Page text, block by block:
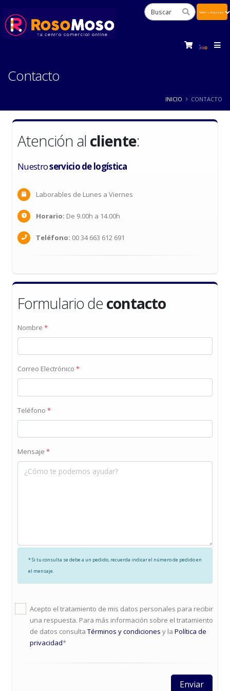
Contacto
INICIO CONTACTO
Atención al cliente:
Nuestroservicio de logística
Laborables de Lunes a Viernes
Horario: De 9.00h a 14.00h
Teléfono: 00 34 663 612 691
Formulario decontacto
Nombre *
Correo Electrónico *
Teléfono *
Mensaje *
* Si tu consulta se debe a un pedido, recuerda indicar el número de pedido en
el mensaje.
Acepto el tratamiento de mis datos personales para recibir
una respuesta. Para más información sobre el tratamiento
de datos consulta Términos y condiciones y la Política de
privacidad*